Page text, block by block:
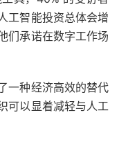
工智能投资总体会增
们承诺在数字工作场
一种经济高效的替代
可以显着减轻与人工